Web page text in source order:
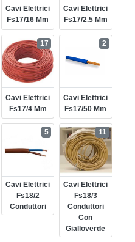
Cavi Elettrici
Fs17/16 Mm
Cavi Elettrici
Fs17/2.5 Mm
Cavi Elettrici
Fs17/4 Mm
17
Cavi Elettrici
Fs17/50 Mm
2
Cavi Elettrici
Fs18/2
Conduttori
5
Cavi Elettrici
Fs18/3
Conduttori
Con
Gialloverde
11